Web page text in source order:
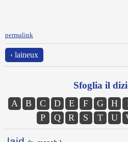
permalink
‹ laineux
Sfoglia il
A B C D E F G H
P
Q R S T U